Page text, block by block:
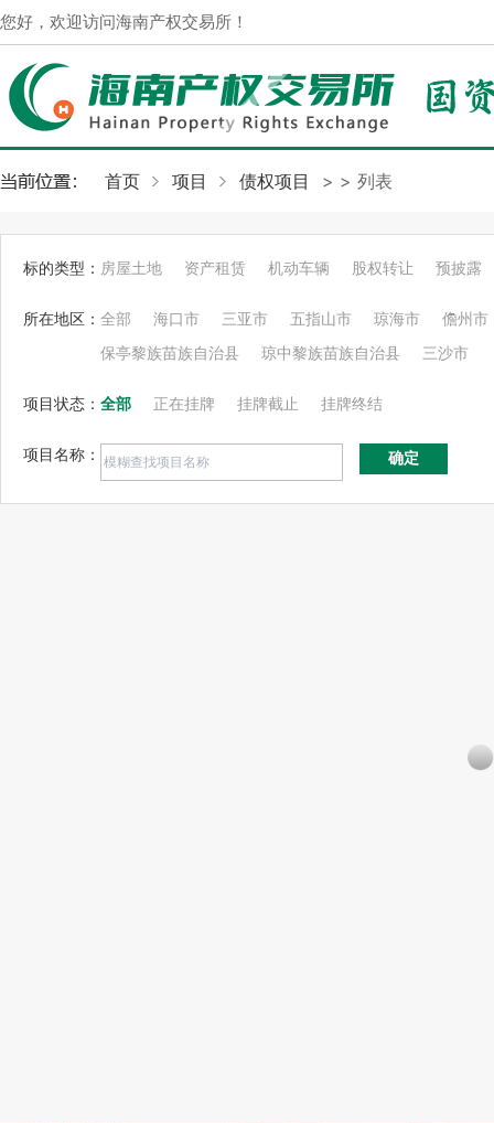
您好，欢迎访问海南产权交易所！
首页 项目 >
债权项目 > 列表
标的类型： 房屋土地 资产租赁 机动车辆 股权转让 预披露
所在地区： 全部 海口市 三亚市 五指山市 琼海市 儋州市
保亭黎族苗族自治县 琼中黎族苗族自治县 三沙市
项目状态： 全部 正在挂牌 挂牌截止 挂牌终结
项目名称： 确定